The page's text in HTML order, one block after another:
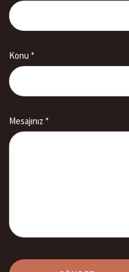
Konu *
Mesajınız *